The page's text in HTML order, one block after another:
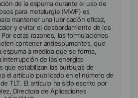
de la espuma durante el uso de
para metalurgia (MWF) es
mantener una lubricación eficaz,
y evitar el desbordamiento de los
estas razones, las formulaciones
contener antiespumantes, que
espuma a medida que se forma,
interrupción de las energías
que estabilizan las burbujas de
el artículo publicado en el número de
TLT. El artículo ha sido escrito por
Directora de Aplicaciones